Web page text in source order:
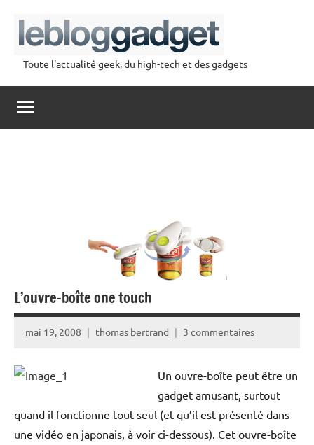
contenu
lebloggadget
Toute l'actualité geek, du high-tech et des gadgets
L’ouvre-boîte one touch
mai 19, 2008 thomas bertrand 3 commentaires
Un ouvre-boîte peut être un
gadget amusant, surtout
quand il fonctionne tout seul (et qu’il est présenté dans
une vidéo en japonais, à voir ci-dessous). Cet ouvre-boîte